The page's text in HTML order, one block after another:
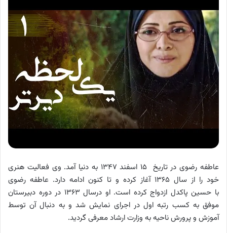
عاطفه رضوی در تاریخ ۱۵ اسفند ۱۳۴۷ به دنیا آمد. وی فعالیت هنری
خود را از سال ۱۳۶۵ آغاز کرده و تا کنون ادامه دارد. عاطفه رضوی
با حسین پاکدل ازدواج کرده است. او درسال ۱۳۶۳ در دوره دبیرستان
موفق به کسب رتبه اول در اجرای نمایش شد و به دنبال آن توسط
آموزش و پرورش ناحیه به وزارت ارشاد معرفی گردید.